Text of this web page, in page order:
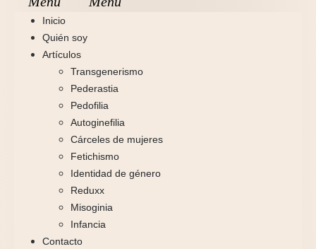
Inicio
Quién soy
Artículos
Transgenerismo
Pederastia
Pedofilia
Autoginefilia
Cárceles de mujeres
Fetichismo
Identidad de género
Reduxx
Misoginia
Infancia
Contacto